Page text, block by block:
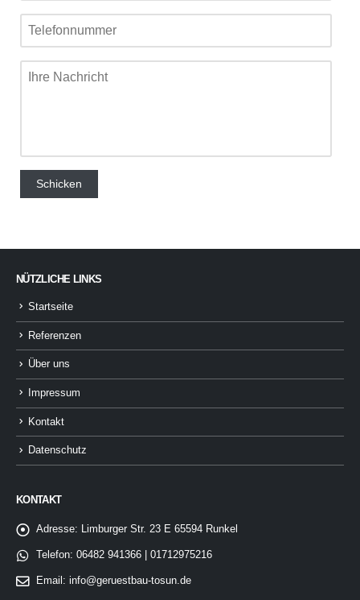
NÜTZLICHE LINKS
Startseite
Referenzen
Über uns
Impressum
Kontakt
Datenschutz
KONTAKT
Adresse: Limburger Str. 23 E 65594 Runkel
Telefon: 06482 941366 | 01712975216
Email: info@geruestbau-tosun.de